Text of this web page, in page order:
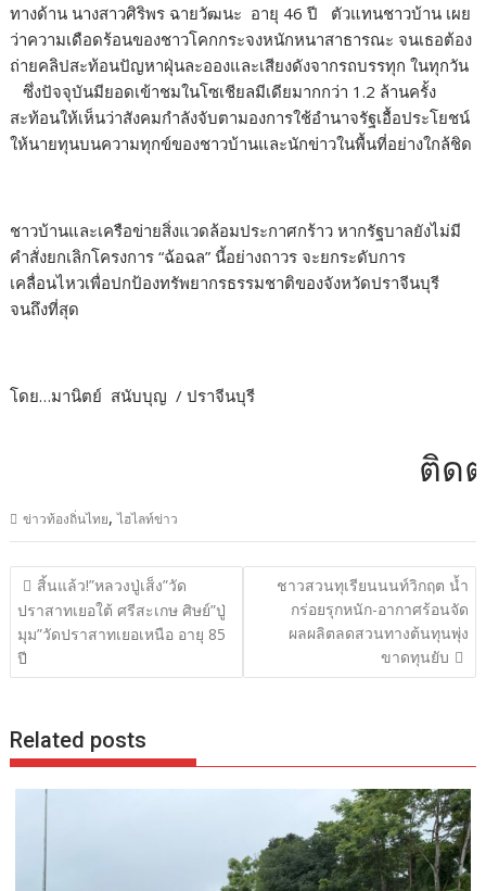
ทางด้าน นางสาวศิริพร ฉายวัฒนะ อายุ 46 ปี ตัวแทนชาวบ้าน เผย
ว่าความเดือดร้อนของชาวโคกกระจงหนักหนาสาธารณะ จนเธอต้อง
ถ่ายคลิปสะท้อนปัญหาฝุ่นละอองและเสียงดังจากรถบรรทุก ในทุกวัน
ซึ่งปัจจุบันมียอดเข้าชมในโซเชียลมีเดียมากกว่า 1.2 ล้านครั้ง
สะท้อนให้เห็นว่าสังคมกำลังจับตามองการใช้อำนาจรัฐเอื้อประโยชน์
ให้นายทุนบนความทุกข์ของชาวบ้านและนักข่าวในพื้นที่อย่างใกล้ชิด
ชาวบ้านและเครือข่ายสิ่งแวดล้อมประกาศกร้าว หากรัฐบาลยังไม่มี
คำสั่งยกเลิกโครงการ “ฉ้อฉล” นี้อย่างถาวร จะยกระดับการ
เคลื่อนไหวเพื่อปกป้องทรัพยากรธรรมชาติของจังหวัดปราจีนบุรี
จนถึงที่สุด
โดย…มานิตย์ สนับบุญ / ปราจีนบุรี
ติดต่อ
ข่าวท้องถิ่นไทย,ไฮไลท์ข่าว
แนะแนว
เรื่อง
สิ้นแล้ว!”หลวงปู่เส็ง”วัด
ปราสาทเยอใต้ ศรีสะเกษ ศิษย์”ปู่
มุม”วัดปราสาทเยอเหนือ อายุ 85
ปี
ชาวสวนทุเรียนนนท์วิกฤต น้ำ
กร่อยรุกหนัก-อากาศร้อนจัด
ผลผลิตลดสวนทางต้นทุนพุ่ง
ขาดทุนยับ
Related posts